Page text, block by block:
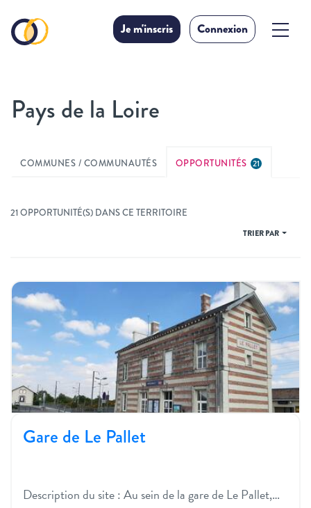
Je m'inscris Connexion
Pays de la Loire
COMMUNES / COMMUNAUTÉS OPPORTUNITÉS 21
21 OPPORTUNITÉ(S) DANS CE TERRITOIRE
TRIER PAR
Gare de Le Pallet
Description du site :​ Au sein de la gare de Le Pallet,…